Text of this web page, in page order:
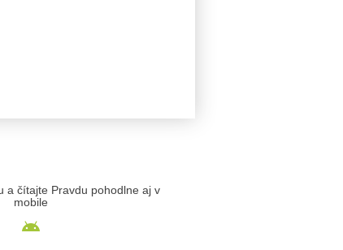
a čítajte Pravdu pohodlne aj v
mobile